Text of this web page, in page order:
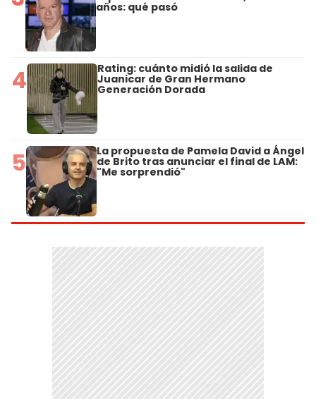
años: qué pasó
4 Rating: cuánto midió la salida de
Juanicar de Gran Hermano
Generación Dorada
5 La propuesta de Pamela David a Ángel
de Brito tras anunciar el final de LAM:
"Me sorprendió"